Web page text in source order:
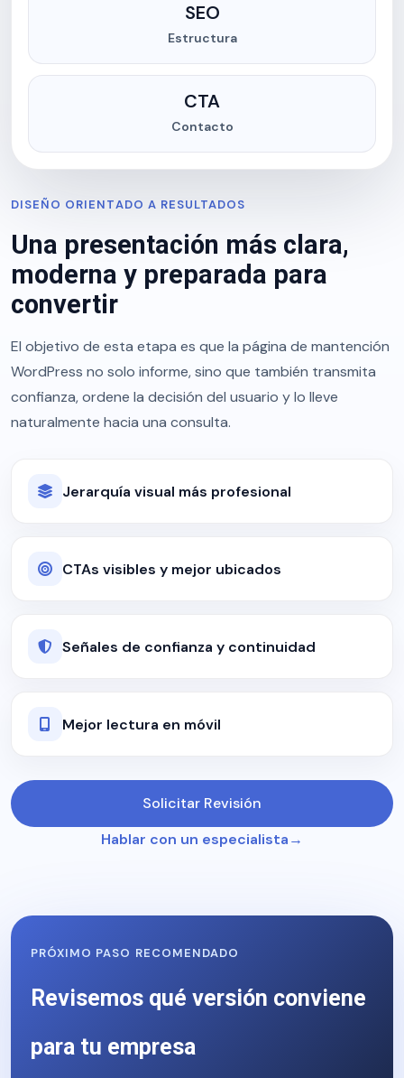
SEO
Estructura
CTA
Contacto
DISEÑO ORIENTADO A RESULTADOS
Una presentación más clara,
moderna y preparada para
convertir
El objetivo de esta etapa es que la página de mantención
WordPress no solo informe, sino que también transmita
confianza, ordene la decisión del usuario y lo lleve
naturalmente hacia una consulta.
Jerarquía visual más profesional
CTAs visibles y mejor ubicados
Señales de confianza y continuidad
Mejor lectura en móvil
Solicitar Revisión
Hablar con un especialista
PRÓXIMO PASO RECOMENDADO
Revisemos qué versión conviene
para tu empresa